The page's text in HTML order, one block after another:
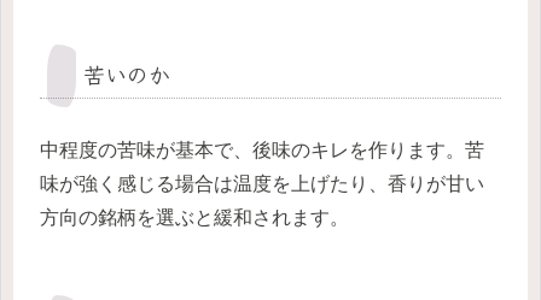
苦いのか
中程度の苦味が基本で、後味のキレを作ります。苦
味が強く感じる場合は温度を上げたり、香りが甘い
方向の銘柄を選ぶと緩和されます。